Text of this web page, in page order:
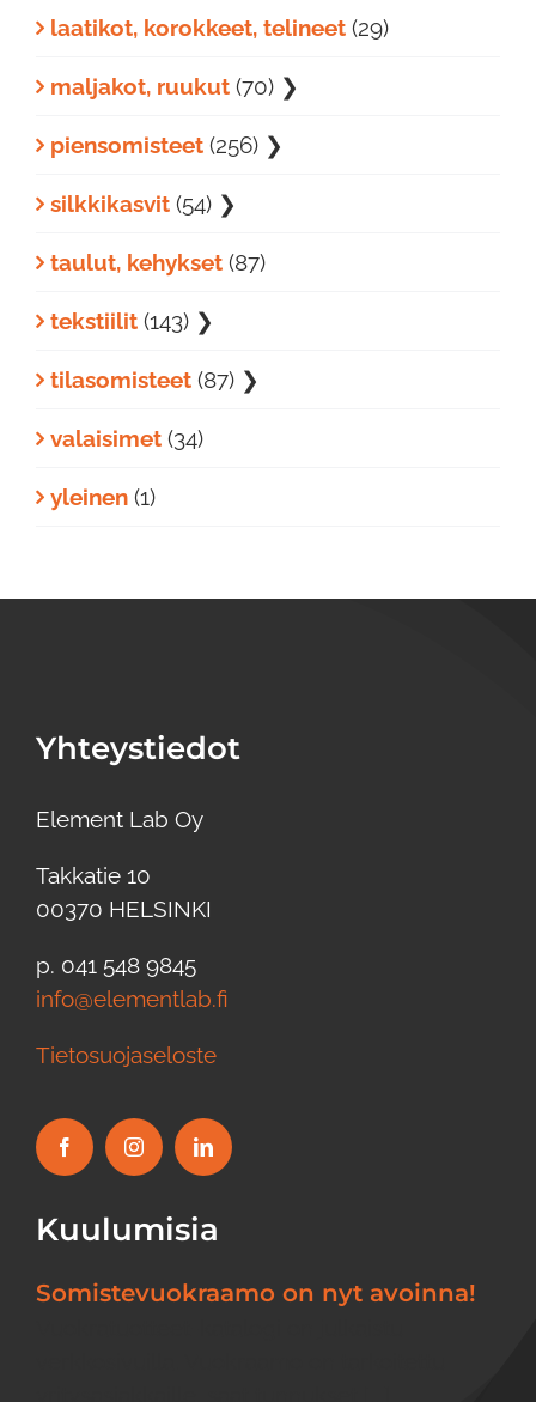
laatikot, korokkeet, telineet (29)
maljakot, ruukut (70) ❯
piensomisteet (256) ❯
silkkikasvit (54) ❯
taulut, kehykset (87)
tekstiilit (143) ❯
tilasomisteet (87) ❯
valaisimet (34)
yleinen (1)
Yhteystiedot
Element Lab Oy
Takkatie 10
00370 HELSINKI
p. 041 548 9845
info@elementlab.fi
Tietosuojaseloste
Kuulumisia
Somistevuokraamo on nyt avoinna!